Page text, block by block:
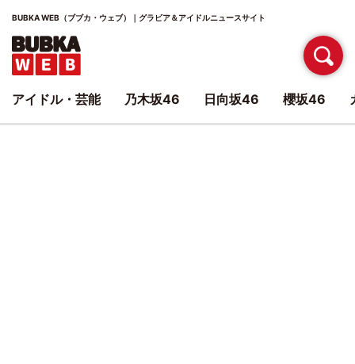
BUBKA WEB（ブブカ・ウェブ）｜グラビア＆アイドルニュースサイト
アイドル・芸能 乃木坂46 日向坂46 櫻坂46